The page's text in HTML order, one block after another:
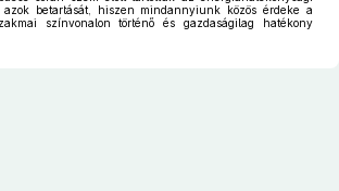
azok betartását, hiszen mindannyiunk közös érdeke a
színvonalon történő és gazdaságilag hatékony